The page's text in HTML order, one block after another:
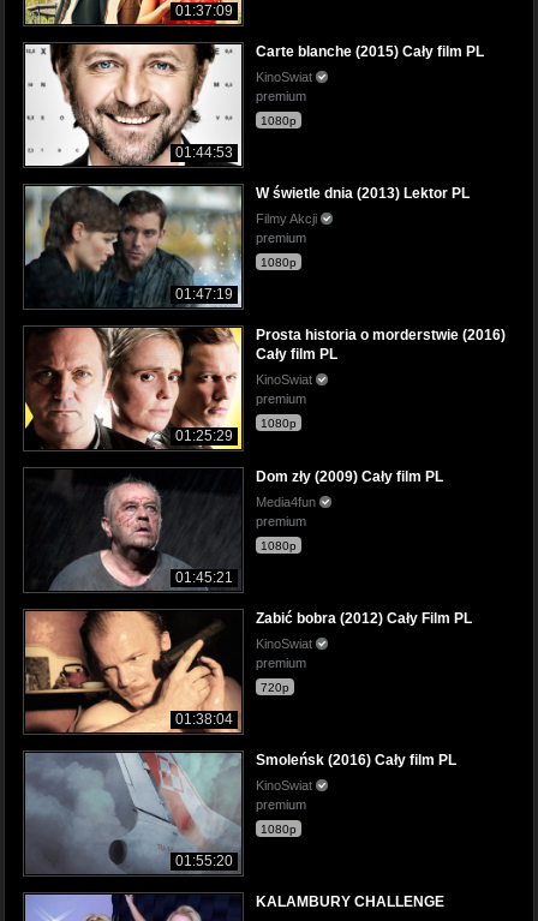
01:37:09
01:44:53
Carte blanche (2015) Cały film PL
KinoSwiat
premium
1080p
01:47:19
W świetle dnia (2013) Lektor PL
Filmy Akcji
premium
1080p
01:25:29
Prosta historia o morderstwie (2016)
Cały film PL
KinoSwiat
premium
1080p
01:45:21
Dom zły (2009) Cały film PL
Media4fun
premium
1080p
01:38:04
Zabić bobra (2012) Cały Film PL
KinoSwiat
premium
720p
01:55:20
Smoleńsk (2016) Cały film PL
KinoSwiat
premium
1080p
KALAMBURY CHALLENGE